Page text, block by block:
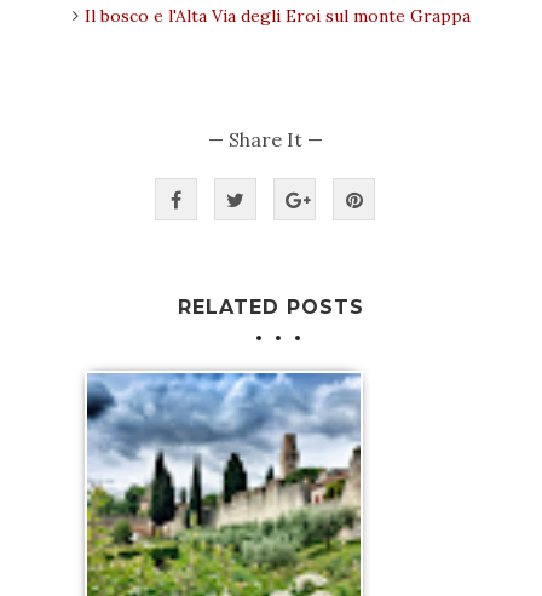
Il bosco e l'Alta Via degli Eroi sul monte Grappa
— Share It —
RELATED POSTS